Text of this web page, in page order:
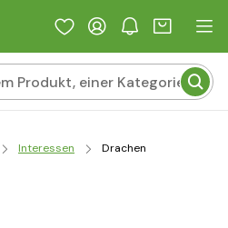
Interessen Drachen